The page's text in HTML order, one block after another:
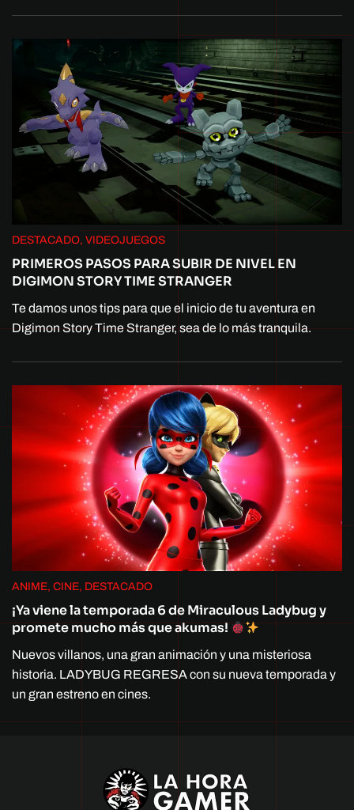
DESTACADO, VIDEOJUEGOS
PRIMEROS PASOS PARA SUBIR DE NIVEL EN
DIGIMON STORY TIME STRANGER
Te damos unos tips para que el inicio de tu aventura en
Digimon Story Time Stranger, sea de lo más tranquila.
ANIME, CINE, DESTACADO
¡Ya viene la temporada 6 de Miraculous Ladybug y
promete mucho más que akumas!
Nuevos villanos, una gran animación y una misteriosa
historia. LADYBUG REGRESA con su nueva temporada y
un gran estreno en cines.